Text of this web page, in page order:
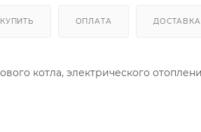
ОПЛАТА ДОСТАВКА
котла, электрического